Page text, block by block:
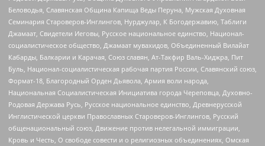
Беловодья, Славянская Община Капища Веды Перуна, Мужская Духовная
Семинария Староверов-Инглингов, Нурджулар, К Богодержавию, Таблиги
Джамаат, Свидетели Иеговы, Русское национальное единство, Национал-
социалистическое общество, Джамаат мувахидов, Объединенный Вилайат
Кабарды, Балкарии и Карачая, Союз славян, Ат-Такфир Валь-Хиджра, Пит
Буль, Национал-социалистическая рабочая партия России, Славянский союз,
Формат-18, Благородный Орден Дьявола, Армия воли народа,
Национальная Социалистическая Инициатива города Череповца, Духовно-
Родовая Держава Русь, Русское национальное единство, Древнерусской
Инглистической церкви Православных Староверов-Инглингов, Русский
общенациональный союз, Движение против нелегальной иммиграции,
Кровь и Честь, О свободе совести и о религиозных объединениях, Омская